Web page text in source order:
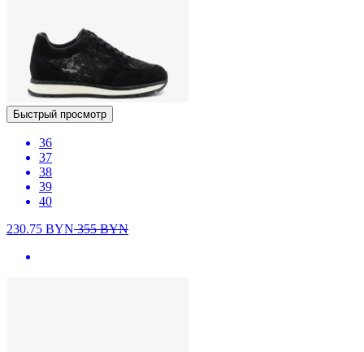
Быстрый просмотр
36
37
38
39
40
230.75 BYN355BYN